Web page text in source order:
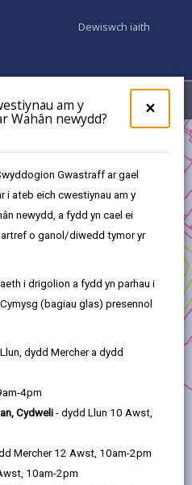
×
am y
Wahân newydd?
Gwastraff ar gael
i ateb eich cwestiynau am y
newydd, a fydd yn cael ei
o ganol/diwedd tymor yr
i drigolion a fydd yn parhau i
(bagiau glas) presennol
dydd Mercher a dydd
4pm
Cydweli- dydd Llun 10 Awst,
Mercher 12 Awst, 10am-2pm
10am-2pm
Dewiswch iaith
- Cronfa Cymunedau
- Prosiectau a Gymeradwywyd
recriwtio cydlynydd
a hyfforddi
y sefydliad John Burns
galluogi'r elusen i
i'r rhai sydd ag
ac emosiynol